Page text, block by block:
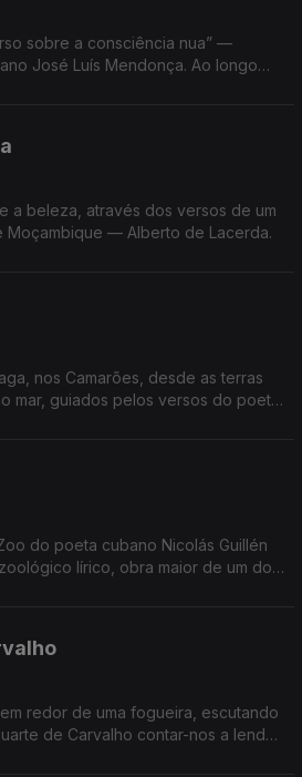
sobre a consciência nua” —
José Luís Mendonça. Ao longo
a beleza, através dos versos de um
Moçambique — Alberto de Lacerda.
nos Camarões, desde as terras
mar, guiados pelos versos do poeta
do poeta cubano Nicolás Guillén
lírico, obra maior de um dos
redor de uma fogueira, escutando
de Carvalho contar-nos a lenda